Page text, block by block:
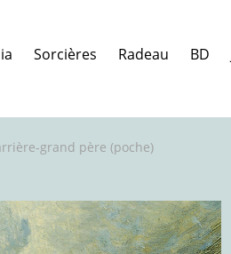
Sorcières Radeau BD
grand père (poche)